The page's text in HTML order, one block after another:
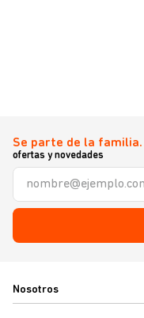
Se parte de la familia.
ofertas y novedades
Nosotros